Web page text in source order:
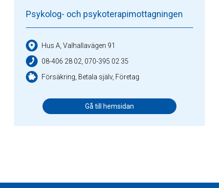
Psykolog- och psykoterapimottagningen
Hus A, Valhallavägen 91
08-406 28 02, 070-395 02 35
Försäkring, Betala själv, Företag
Gå till hemsidan